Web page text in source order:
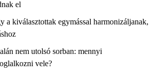
el
a kiválasztottak egymással harmonizáljanak,
nem utolsó sorban: mennyi
vele?